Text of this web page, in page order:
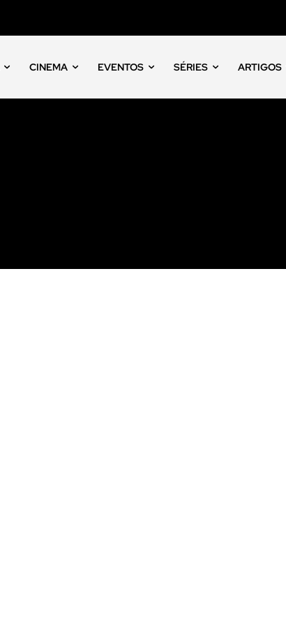
CINEMA EVENTOS SÉRIES ARTIGOS